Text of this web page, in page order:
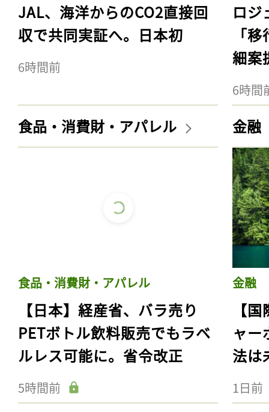
JAL、海洋からのCO2直接回
収で共同実証へ。日本初
6時間前
ロジ
「
細案
6時間
食品・消費財・アパレル
食品・消費財・アパレル
【日本】経産省、バラ売り
PETボトル飲料販売でもラベ
ルレス可能に。省令改正
5時間前
金融
金融
【
ャー
法は
1日前